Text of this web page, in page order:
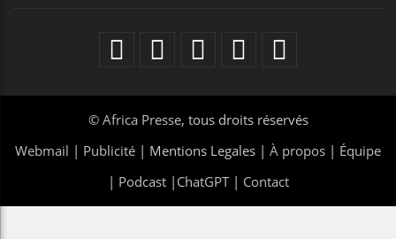
© Africa Presse, tous droits réservés
Webmail | Publicité | Mentions Legales | À propos | Équipe
| Podcast| ChatGPT| Contact